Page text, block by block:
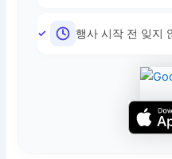
행사 시작 전 잊지